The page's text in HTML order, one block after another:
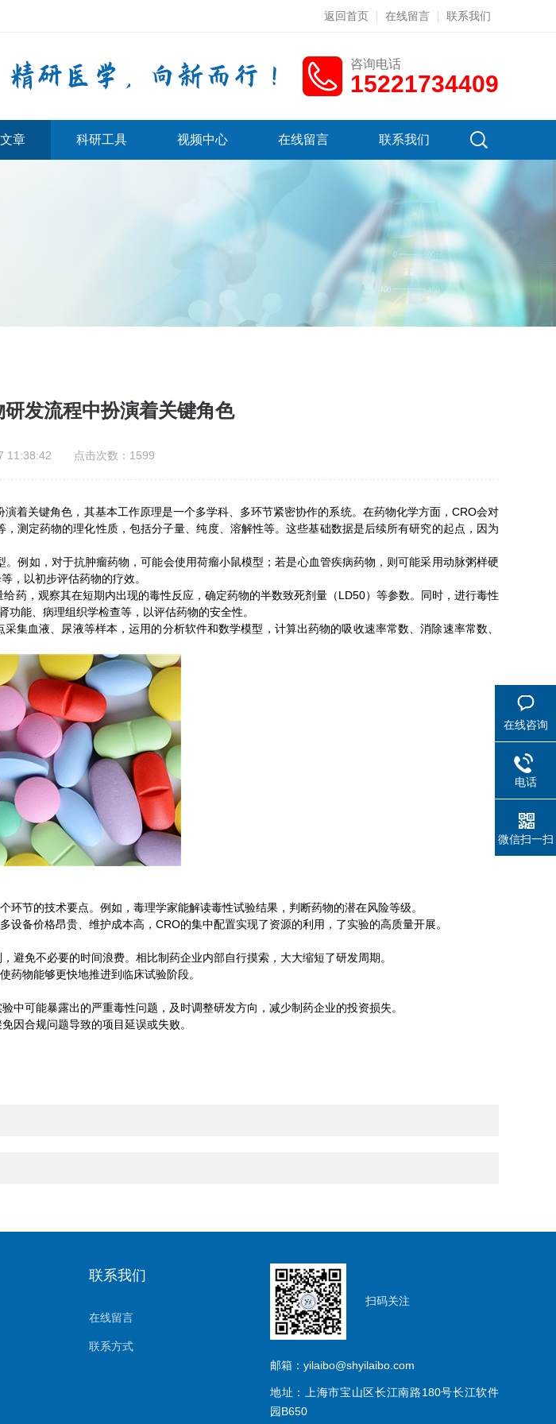
返回首页 在线留言 联系我们
咨询电话
15221734409
章 科研工具 视频中心 在线留言 联系我们
发流程中扮演着关键角色
11:38:42 点击次数：1599
着关键角色，其基本工作原理是一个多学科、多环节紧密协作的系统。在药物化学方面，CRO会对
测定药物的理化性质，包括分子量、纯度、溶解性等。这些基础数据是后续所有研究的起点，因为
如，对于抗肿瘤药物，可能会使用荷瘤小鼠模型；若是心血管疾病药物，则可能采用动脉粥样硬
，以初步评估药物的疗效。
，观察其在短期内出现的毒性反应，确定药物的半数致死剂量（LD50）等参数。同时，进行毒性
能、病理组织学检查等，以评估药物的安全性。
血液、尿液等样本，运用的分析软件和数学模型，计算出药物的吸收速率常数、消除速率常数、
的技术要点。例如，毒理学家能解读毒性试验结果，判断药物的潜在风险等级。
价格昂贵、维护成本高，CRO的集中配置实现了资源的利用，了实验的高质量开展。
免不必要的时间浪费。相比制药企业内部自行摸索，大大缩短了研发周期。
物能够更快地推进到临床试验阶段。
可能暴露出的严重毒性问题，及时调整研发方向，减少制药企业的投资损失。
合规问题导致的项目延误或失败。
联系我们
在线留言
联系方式
扫码关注
邮箱：yilaibo@shyilaibo.com
地址：上海市宝山区长江南路180号长江软件
园B650
在线咨询
电话
微信扫一扫